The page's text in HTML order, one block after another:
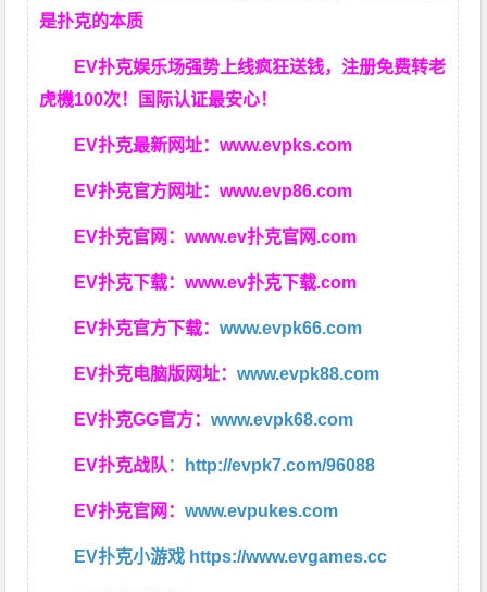
是扑克的本质
EV扑克娱乐场强势上线疯狂送钱，注册免费转老
虎機100次！国际认证最安心！
EV扑克最新网址：www.evpks.com
EV扑克官方网址：www.evp86.com
EV扑克官网：www.ev扑克官网.com
EV扑克下载：www.ev扑克下载.com
EV扑克官方下载：www.evpk66.com
EV扑克电脑版网址：www.evpk88.com
EV扑克GG官方：www.evpk68.com
EV扑克战队 ： http://evpk7.com/96088
EV扑克官网：www.evpukes.com
EV扑克小游戏 https://www.evgames.cc